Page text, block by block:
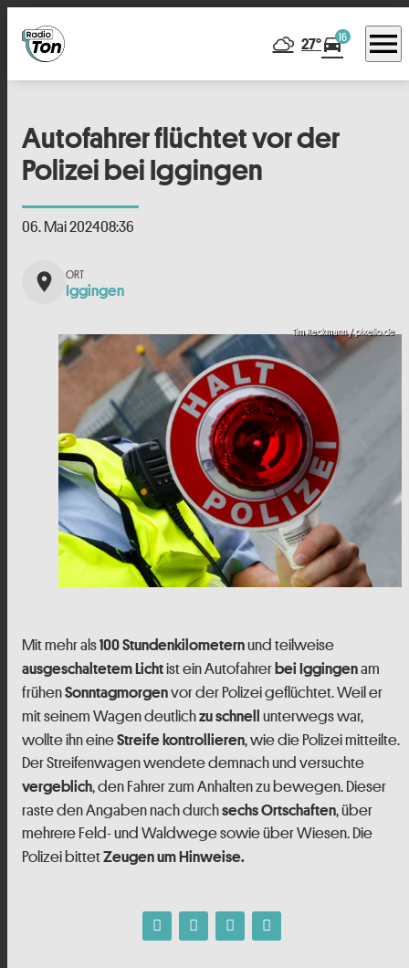
27°directions_car16 menu
Autofahrer flüchtet vor der
Polizei bei Iggingen
06. Mai 202408:36
place Iggingen
Tim Reckmann / pixelio.de
Mit mehr als100 Stundenkilometernund teilweise
ausgeschaltetem Lichtist ein Autofahrerbei Iggingenam
frühenSonntagmorgenvor der Polizei geflüchtet. Weil er
mit seinem Wagen deutlichzu schnell unterwegs war,
wollte ihn eineStreife kontrollieren, wie die Polizei mitteilte.
Der Streifenwagen wendete demnach und versuchte
vergeblich, den Fahrer zum Anhalten zu bewegen. Dieser
raste den Angaben nach durchsechs Ortschaften, über
mehrere Feld- und Waldwege sowie über Wiesen. Die
Polizei bittetZeugen um Hinweise.